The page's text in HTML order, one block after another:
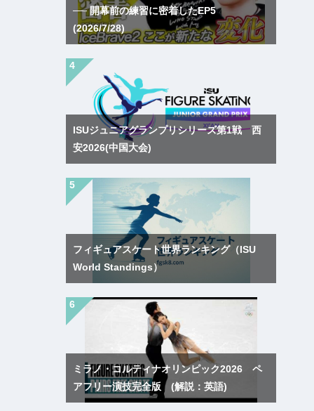
── 開幕前の練習に密着したEP5
(2026/7/28)
ISUジュニアグランプリシリーズ第1戦 西
安2026(中国大会)
フィギュアスケート世界ランキング（ISU
World Standings）
ミラノ・コルティナオリンピック2026 ペ
アフリー演技完全版 (解説：英語)